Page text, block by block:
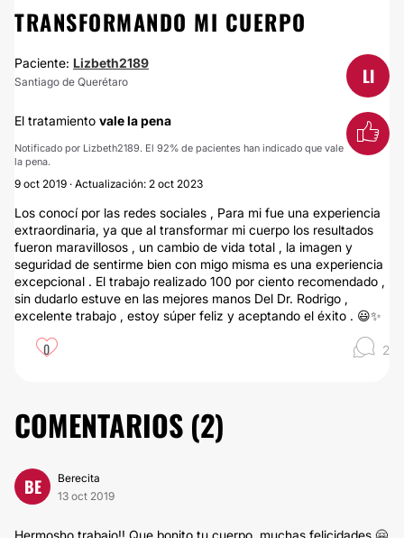
TRANSFORMANDO MI CUERPO
Paciente: Lizbeth2189
Santiago de Querétaro LI
El tratamiento vale la pena
Notificado por Lizbeth2189. El 92% de pacientes han indicado que vale
la pena.
9 oct 2019 · Actualización: 2 oct 2023
Los conocí por las redes sociales , Para mi fue una experiencia
extraordinaria, ya que al transformar mi cuerpo los resultados
fueron maravillosos , un cambio de vida total , la imagen y
seguridad de sentirme bien con migo misma es una experiencia
excepcional . El trabajo realizado 100 por ciento recomendado ,
sin dudarlo estuve en las mejores manos Del Dr. Rodrigo ,
excelente trabajo , estoy súper feliz y aceptando el éxito . 😃✨
0 2
COMENTARIOS (2)
BE
Berecita
13 oct 2019
Hermosho trabajo!! Que bonito tu cuerpo, muchas felicidades 🤗